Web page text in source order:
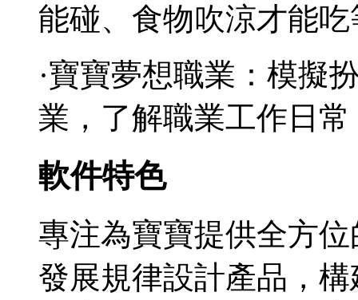
能碰、食物吹涼才能
·寶寶夢想職業：模擬
業，了解職業工作日
軟件特色
專注為寶寶提供全方
發展規律設計產品，